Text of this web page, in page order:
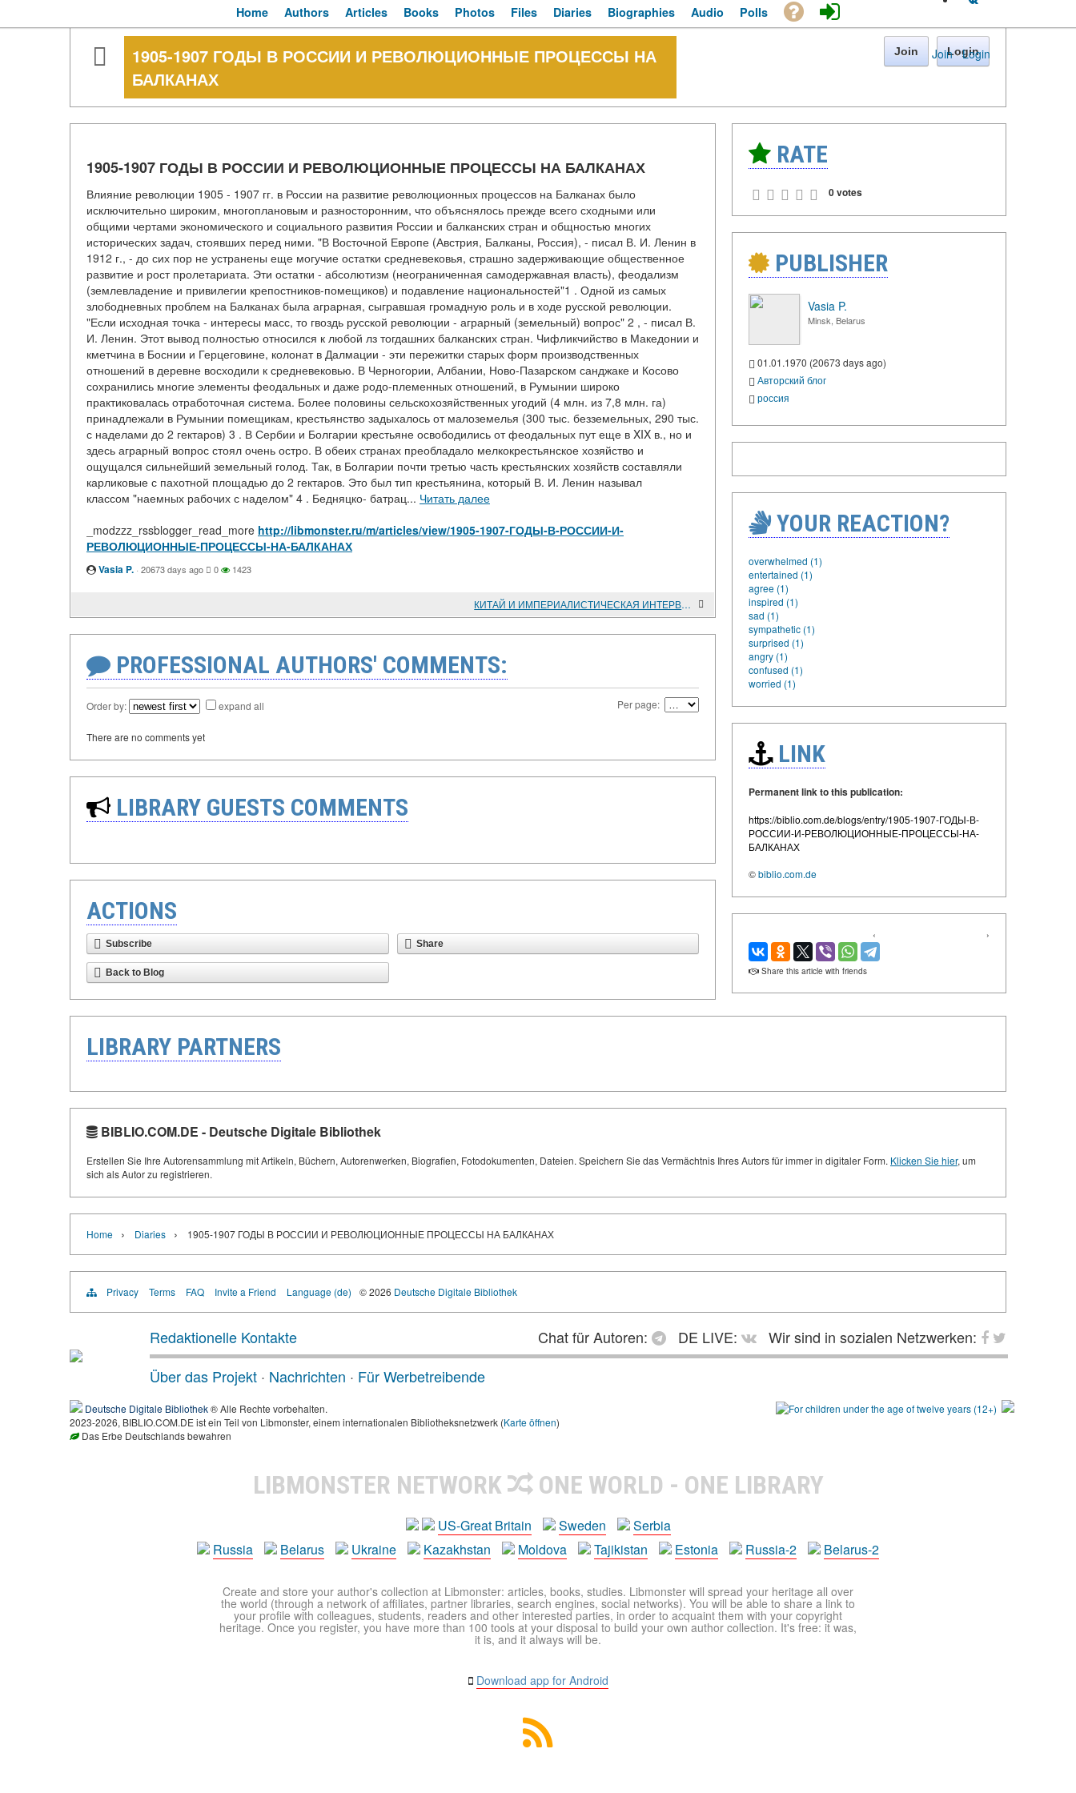
Join · Login
Home Authors Articles Books Photos Files Diaries Biographies Audio Polls
1905-1907 ГОДЫ В РОССИИ И РЕВОЛЮЦИОННЫЕ ПРОЦЕССЫ НА
БАЛКАНАХ
Join Login
1905-1907 ГОДЫ В РОССИИ И РЕВОЛЮЦИОННЫЕ ПРОЦЕССЫ НА БАЛКАНАХ
Влияние революции 1905 - 1907 гг. в России на развитие революционных процессов на Балканах было
исключительно широким, многоплановым и разносторонним, что объяснялось прежде всего сходными или
общими чертами экономического и социального развития России и балканских стран и общностью многих
исторических задач, стоявших перед ними. "В Восточной Европе (Австрия, Балканы, Россия), - писал В. И. Ленин в
1912 г., - до сих пор не устранены еще могучие остатки средневековья, страшно задерживающие общественное
развитие и рост пролетариата. Эти остатки - абсолютизм (неограниченная самодержавная власть), феодализм
(землевладение и привилегии крепостников-помещиков) и подавление национальностей"1 . Одной из самых
злободневных проблем на Балканах была аграрная, сыгравшая громадную роль и в ходе русской революции.
"Если исходная точка - интересы масс, то гвоздь русской революции - аграрный (земельный) вопрос" 2 , - писал В.
И. Ленин. Этот вывод полностью относился к любой лз тогдашних балканских стран. Чифликчийство в Македонии и
кметчина в Боснии и Герцеговине, колонат в Далмации - эти пережитки старых форм производственных
отношений в деревне восходили к средневековью. В Черногории, Албании, Ново-Пазарском санджаке и Косово
сохранились многие элементы феодальных и даже родо-племенных отношений, в Румынии широко
практиковалась отработочная система. Более половины сельскохозяйственных угодий (4 млн. из 7,8 млн. га)
принадлежали в Румынии помещикам, крестьянство задыхалось от малоземелья (300 тыс. безземельных, 290 тыс.
с наделами до 2 гектаров) 3 . В Сербии и Болгарии крестьяне освободились от феодальных пут еще в XIX в., но и
здесь аграрный вопрос стоял очень остро. В обеих странах преобладало мелкокрестьянское хозяйство и
ощущался сильнейший земельный голод. Так, в Болгарии почти третью часть крестьянских хозяйств составляли
карликовые с пахотной площадью до 2 гектаров. Это был тип крестьянина, который В. И. Ленин называл
классом "наемных рабочих с наделом" 4 . Бедняцко- батрац... Читать далее
_modzzz_rssblogger_read_more http://libmonster.ru/m/articles/view/1905-1907-ГОДЫ-В-РОССИИ-И-
РЕВОЛЮЦИОННЫЕ-ПРОЦЕССЫ-НА-БАЛКАНАХ
Vasia P. · 20673 days ago 0 1423
КИТАЙ И ИМПЕРИАЛИСТИЧЕСКАЯ ИНТЕРВЕНЦИЯ НА СОВЕТСКОМ ДАЛЬНЕМ ВОСТОКЕ (1918-1922 гг.)
PROFESSIONAL AUTHORS' COMMENTS:
Order by: expand all Per page:
There are no comments yet
LIBRARY GUESTS COMMENTS
ACTIONS
Subscribe Share
Back to Blog
RATE
0 votes
PUBLISHER
Vasia P.
Minsk, Belarus
01.01.1970 (20673 days ago)
Авторский блог
россия
YOUR REACTION?
overwhelmed (1)
entertained (1)
agree (1)
inspired (1)
sad (1)
sympathetic (1)
surprised (1)
angry (1)
confused (1)
worried (1)
LINK
Permanent link to this publication:
https://biblio.com.de/blogs/entry/1905-1907-ГОДЫ-В-
РОССИИ-И-РЕВОЛЮЦИОННЫЕ-ПРОЦЕССЫ-НА-
БАЛКАНАХ
©biblio.com.de
‹ ›
Share this article with friends
LIBRARY PARTNERS
BIBLIO.COM.DE - Deutsche Digitale Bibliothek
Erstellen Sie Ihre Autorensammlung mit Artikeln, Büchern, Autorenwerken, Biografien, Fotodokumenten, Dateien. Speichern Sie das Vermächtnis Ihres Autors für immer in digitaler Form. Klicken Sie hier, um
sich als Autor zu registrieren.
Home › Diaries › 1905-1907 ГОДЫ В РОССИИ И РЕВОЛЮЦИОННЫЕ ПРОЦЕССЫ НА БАЛКАНАХ
Privacy Terms FAQ Invite a Friend Language (de) © 2026 Deutsche Digitale Bibliothek
Redaktionelle Kontakte Chat für Autoren: DE LIVE:
Wir sind in sozialen Netzwerken:
Über das Projekt · Nachrichten · Für Werbetreibende
Deutsche Digitale Bibliothek® Alle Rechte vorbehalten.
2023-2026, BIBLIO.COM.DE ist ein Teil von Libmonster, einem internationalen Bibliotheksnetzwerk (Karte öffnen)
Das Erbe Deutschlands bewahren
LIBMONSTER NETWORK ONE WORLD - ONE LIBRARY
US-Great Britain Sweden
Serbia
Russia
Belarus Ukraine Kazakhstan Moldova Tajikistan Estonia Russia-2 Belarus-2
Create and store your author's collection at Libmonster: articles, books, studies. Libmonster will spread your heritage all over
the world (through a network of affiliates, partner libraries, search engines, social networks). You will be able to share a link to
your profile with colleagues, students, readers and other interested parties, in order to acquaint them with your copyright
heritage. Once you register, you have more than 100 tools at your disposal to build your own author collection. It's free: it was,
it is, and it always will be.
Download app for Android